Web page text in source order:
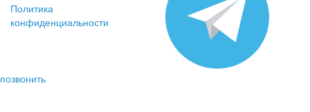
Политика
конфиденциальности
позвонить